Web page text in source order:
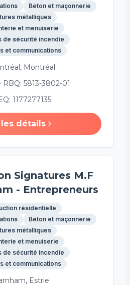
Béton et maçonnerie
métalliques
et menuiserie
de sécurité incendie
et communications
Montréal
RBQ: 5813-3802-01
: 1177277135
détails
Signatures M.F
- Entrepreneurs
résidentielle
Béton et maçonnerie
métalliques
et menuiserie
de sécurité incendie
et communications
Estrie